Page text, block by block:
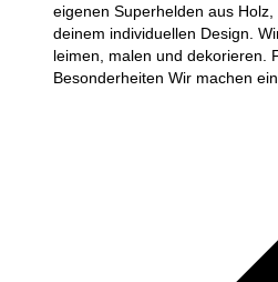
eigenen Superhelden aus
deinem individuellen Design.
leimen, malen und dekorieren.
Besonderheiten Wir machen